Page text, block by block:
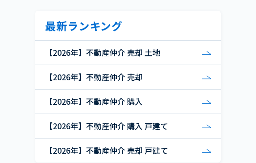
最新ランキング
【2026年】不動産仲介 売却 土地
【2026年】不動産仲介 売却
【2026年】不動産仲介 購入
【2026年】不動産仲介 購入 戸建て
【2026年】不動産仲介 売却 戸建て